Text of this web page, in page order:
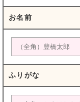
お名前
ふりがな